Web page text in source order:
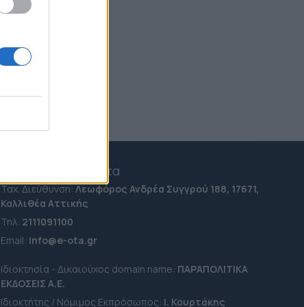
e-ota.gr | Ταυτότητα
Ταχ. Διεύθυνση:Λεωφόρος Ανδρέα Συγγρού 188, 17671,
Καλλιθέα Αττικής
Τηλ: 2111091100
Εmail: info@e-ota.gr
Ιδιοκτησία - Δικαιούχος domain name: ΠΑΡΑΠΟΛΙΤΙΚΑ
ΕΚΔΟΣΕΙΣ A.E.
Ιδιοκτήτης / Νόμιμος Εκπρόσωπος: Ι. Κουρτάκης